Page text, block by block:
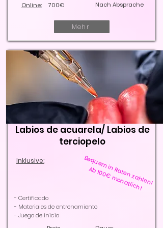
Online: 700€ Nach Absprache
Mehr
Labios de acuarela/ Labios de
terciopelo
Inklusive: Bequem in Raten zahlen!
Ab 100€ monatlich!
- Certificado
- Materiales de entrenamiento
- Juego de inicio